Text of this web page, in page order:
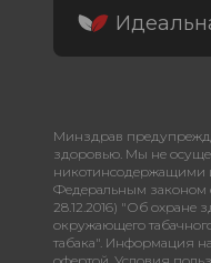
Минздрав
здоровью. Мы не
никотинсодержащими
Федеральным законом
28.12.2016) "Об охране
окружающего
табака". Информация